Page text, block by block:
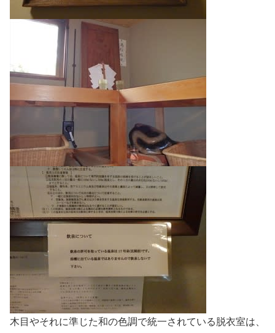
木目やそれに準じた和の色調で統一されている脱衣室は、